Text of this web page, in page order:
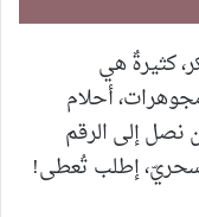
كثيرةٌ هي
أحلام
نصل إلى الرقم